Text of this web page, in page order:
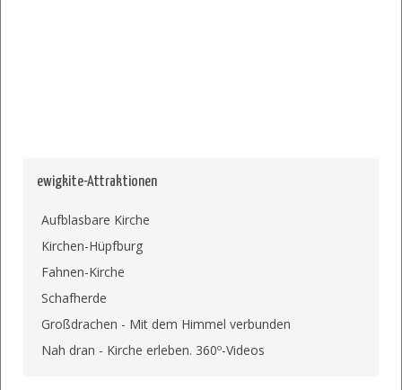
ewigkite-Attraktionen
Aufblasbare Kirche
Kirchen-Hüpfburg
Fahnen-Kirche
Schafherde
Großdrachen - Mit dem Himmel verbunden
Nah dran - Kirche erleben. 360º-Videos